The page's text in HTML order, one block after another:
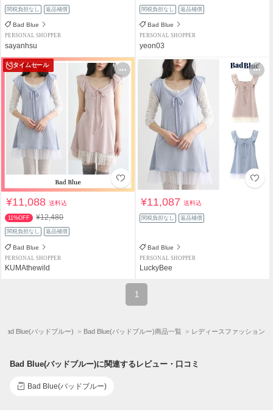
関税負担なし 返品補償
Bad Blue
PERSONAL SHOPPER
sayanhsu
関税負担なし 返品補償
Bad Blue
PERSONAL SHOPPER
yeon03
タイムセール
¥11,088送料込
11%OFF ¥12,480
関税負担なし 返品補償
Bad Blue
PERSONAL SHOPPER
KUMAthewild
¥11,087送料込
関税負担なし 返品補償
Bad Blue
PERSONAL SHOPPER
LuckyBee
1
Bad Blue(バッドブルー) Bad Blue(バッドブルー)商品一覧 レディースファッション
Bad Blue(バッドブルー)に関連するレビュー・口コミ
Bad Blue(バッドブルー)